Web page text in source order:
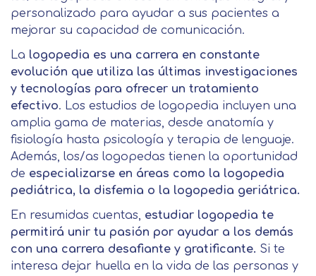
personalizado para ayudar a sus pacientes a
mejorar su capacidad de comunicación.
La logopedia es una carrera en constante
evolución que utiliza las últimas investigaciones
y tecnologías para ofrecer un tratamiento
efectivo. Los estudios de logopedia incluyen una
amplia gama de materias, desde anatomía y
fisiología hasta psicología y terapia de lenguaje.
Además, los/as logopedas tienen la oportunidad
de especializarse en áreas como la logopedia
pediátrica, la disfemia o la logopedia geriátrica.
En resumidas cuentas, estudiar logopedia te
permitirá unir tu pasión por ayudar a los demás
con una carrera desafiante y gratificante. Si te
interesa dejar huella en la vida de las personas y